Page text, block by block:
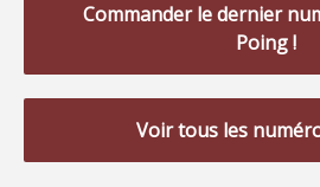
Commander le dernier
Poing !
Voir tous les